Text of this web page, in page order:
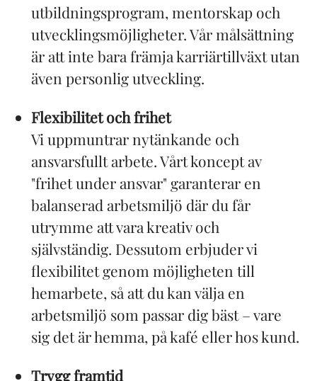
utbildningsprogram, mentorskap och
utvecklingsmöjligheter. Vår målsättning
är att inte bara främja karriärtillväxt utan
även personlig utveckling.
Flexibilitet och frihet
Vi uppmuntrar nytänkande och
ansvarsfullt arbete. Vårt koncept av
"frihet under ansvar" garanterar en
balanserad arbetsmiljö där du får
utrymme att vara kreativ och
självständig. Dessutom erbjuder vi
flexibilitet genom möjligheten till
hemarbete, så att du kan välja en
arbetsmiljö som passar dig bäst – vare
sig det är hemma, på kafé eller hos kund.
Trygg framtid